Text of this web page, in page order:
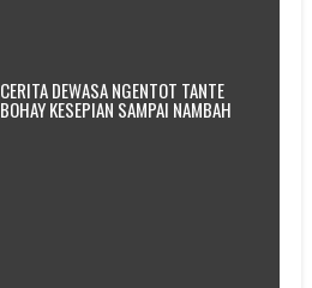
CERITA DEWASA NGENTOT TANTE
BOHAY KESEPIAN SAMPAI NAMBAH